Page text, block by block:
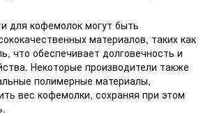
для кофемолок могут быть
материалов, таких как
что обеспечивает долговечность и
Некоторые производители также
полимерные материалы,
вес кофемолки, сохраняя при этом